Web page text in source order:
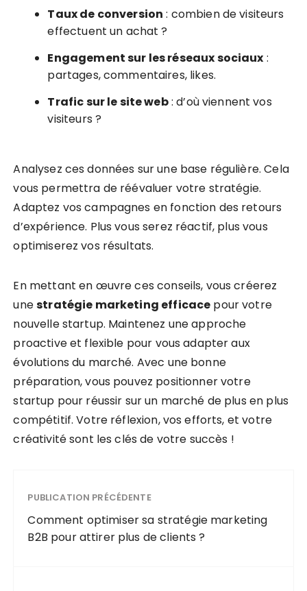
Taux de conversion : combien de visiteurs
effectuent un achat ?
Engagement sur les réseaux sociaux :
partages, commentaires, likes.
Trafic sur le site web: d’où viennent vos
visiteurs ?
Analysez ces données sur une base régulière. Cela
vous permettra de réévaluer votre stratégie.
Adaptez vos campagnes en fonction des retours
d’expérience. Plus vous serez réactif, plus vous
optimiserez vos résultats.
En mettant en œuvre ces conseils, vous créerez
unestratégie marketing efficace pour votre
nouvelle startup. Maintenez une approche
proactive et flexible pour vous adapter aux
évolutions du marché. Avec une bonne
préparation, vous pouvez positionner votre
startup pour réussir sur un marché de plus en plus
compétitif. Votre réflexion, vos efforts, et votre
créativité sont les clés de votre succès !
PUBLICATION PRÉCÉDENTE
Comment optimiser sa stratégie marketing
B2B pour attirer plus de clients ?